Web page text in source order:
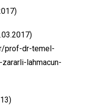
prof-dr-temel-
lahmacun-